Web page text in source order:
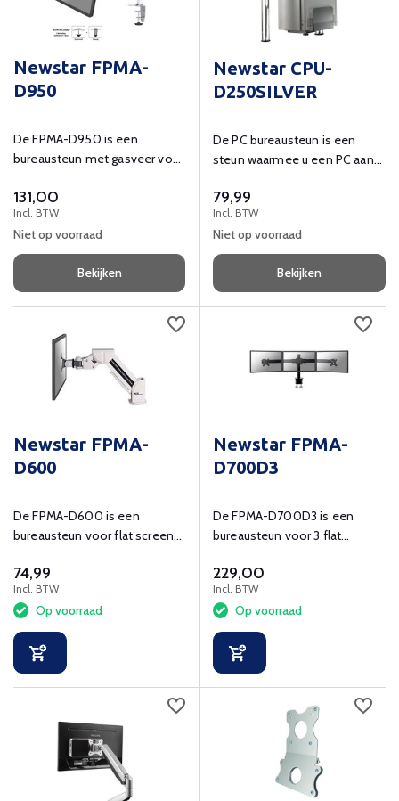
Newstar FPMA-
D950
De FPMA-D950 is een
bureausteun met gasveer voor
131,00
Incl. BTW
Niet op voorraad
Bekijken
Newstar CPU-
D250SILVER
De PC bureausteun is een
steun waarmee u een PC aan
bevestigt
79,99
Incl. BTW
Niet op voorraad
Bekijken
Newstar FPMA-
D600
De FPMA-D600 is een
bureausteun voor flat screens
74,99
Incl. BTW
Op voorraad
Newstar FPMA-
D700D3
De FPMA-D700D3 is een
bureausteun voor 3 flat
229,00
Incl. BTW
Op voorraad